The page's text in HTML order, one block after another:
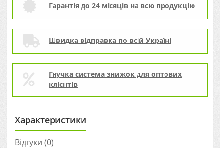
Гарантія до 24 місяців на всю продукцію
Швидка відправка по всій Україні
Гнучка система знижок для оптових
клієнтів
Характеристики
Відгуки (0)